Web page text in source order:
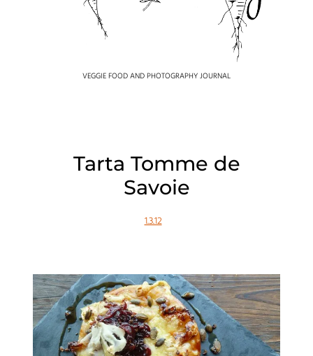
VEGGIE FOOD AND PHOTOGRAPHY JOURNAL
Tarta Tomme de
Savoie
1.3.12